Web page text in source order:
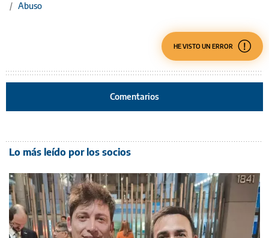
/ Abuso
HE VISTO UN ERROR
Comentarios
Lo más leído por los socios